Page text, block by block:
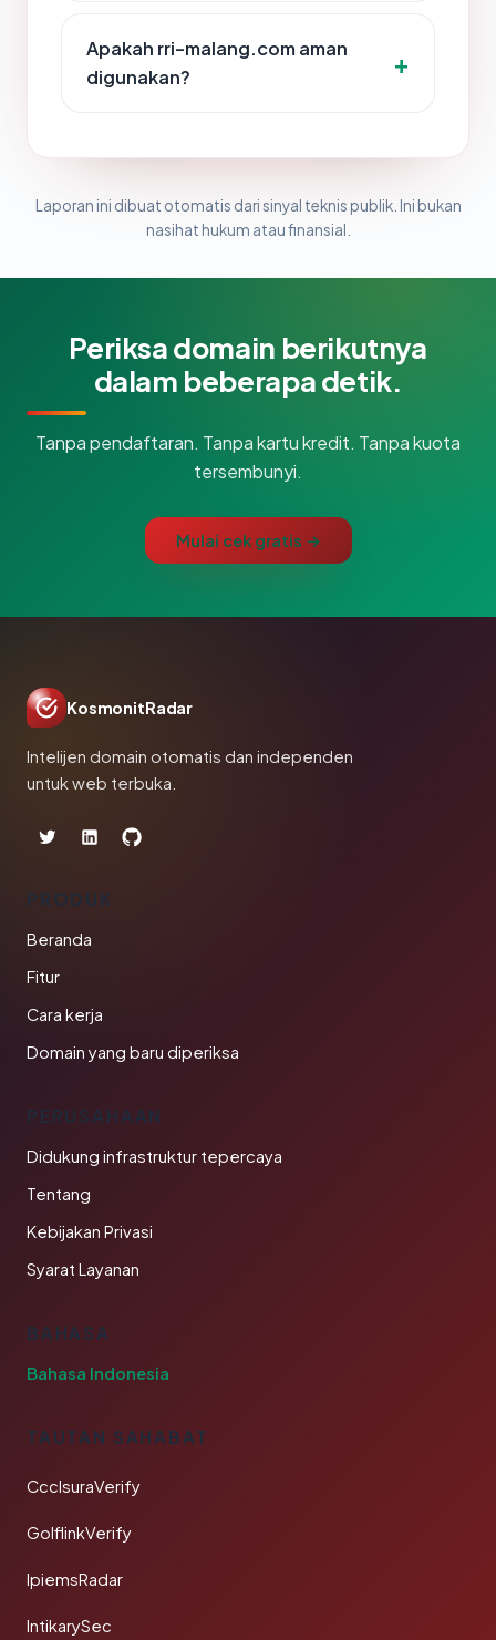
Apakah rri-malang.com aman
digunakan?
Laporan ini dibuat otomatis dari sinyal teknis publik. Ini bukan
nasihat hukum atau finansial.
Periksa domain berikutnya
dalam beberapa detik.
Tanpa pendaftaran. Tanpa kartu kredit. Tanpa kuota
tersembunyi.
Mulai cek gratis →
KosmonitRadar
Intelijen domain otomatis dan independen
untuk web terbuka.
PRODUK
Beranda
Fitur
Cara kerja
Domain yang baru diperiksa
PERUSAHAAN
Didukung infrastruktur tepercaya
Tentang
Kebijakan Privasi
Syarat Layanan
BAHASA
Bahasa Indonesia
TAUTAN SAHABAT
CcclsuraVerify
GolflinkVerify
IpiemsRadar
IntikarySec